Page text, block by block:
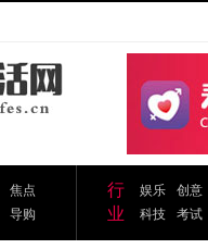
焦点
导购
行
业
娱乐
创意
科技
考试